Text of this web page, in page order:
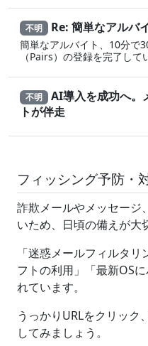
不明 Re: 簡単なアルバ
簡単なアルバイト、10分で
（Pairs）の登録を完了して
不明 AI導入を成功へ。
トが伴走
フィッシング予防・
詐欺メールやメッセージ
いため、日頃の備えが大
「迷惑メールフィルタ
フトの利用」「最新OS
れています。
うっかりURLをクリック
してみましょう。